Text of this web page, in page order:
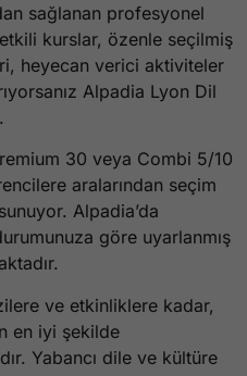
sağlanan profesyonel
kurslar, özenle seçilmiş
heyecan verici aktiviteler
Alpadia Lyon Dil
30 veya Combi 5/10
aralarından seçim
Alpadia’da
göre uyarlanmış
ve etkinliklere kadar,
en iyi şekilde
Yabancı dile ve kültüre